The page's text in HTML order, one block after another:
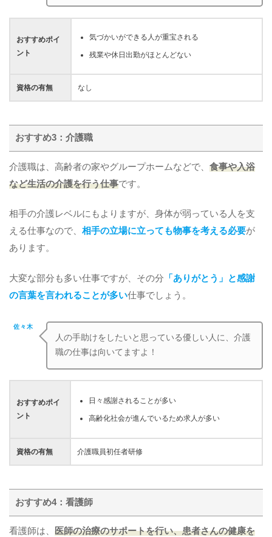
おすすめポイ
ント
気づかいができる人が重宝される
残業や休日出勤がほとんどない
資格の有無 なし
おすすめ3：介護職
介護職は、高齢者の家やグループホームなどで、 食事や入浴
など生活の介護を行う仕事です。
相手の介護レベルにもよりますが、身体が弱っている人を支
える仕事なので、 相手の立場に立っても物事を考える必要が
あります。
大変な部分も多い仕事ですが、その分 「ありがとう」と感謝
の言葉を言われることが多い仕事でしょう。
佐々木
人の手助けをしたいと思っている優しい人に、介護
職の仕事は向いてますよ！
おすすめポイ
ント
日々感謝されることが多い
高齢化社会が進んでいるため求人が多い
資格の有無 介護職員初任者研修
おすすめ4：看護師
看護師は、 医師の治療のサポートを行い、患者さんの健康を